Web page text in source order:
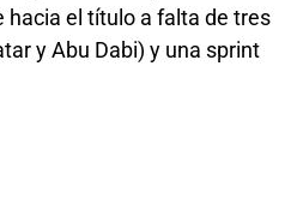
hacia el título a falta de tres
y Abu Dabi) y una sprint